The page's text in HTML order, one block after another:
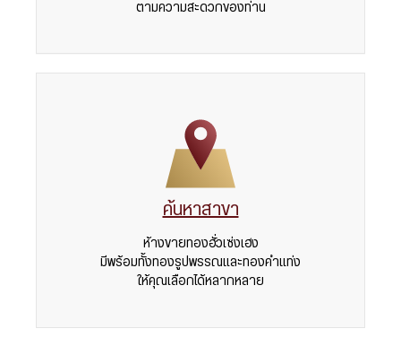
ตามความสะดวกของท่าน
ค้นหาสาขา
ห้างขายทองฮั่วเซ่งเฮง
มีพร้อมทั้งทองรูปพรรณและทองคำแท่ง
ให้คุณเลือกได้หลากหลาย